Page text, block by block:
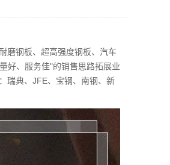
磨钢板、超高强度钢板、汽车
好、服务佳"的销售思路拓展业
瑞典、JFE、宝钢、南钢、新